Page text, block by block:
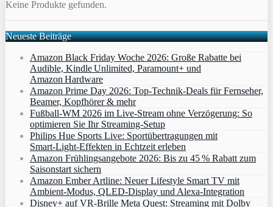
Keine Produkte gefunden.
Neueste Beiträge
Amazon Black Friday Woche 2026: Große Rabatte bei
Audible, Kindle Unlimited, Paramount+ und
Amazon Hardware
Amazon Prime Day 2026: Top-Technik-Deals für Fernseher,
Beamer, Kopfhörer & mehr
Fußball-WM 2026 im Live-Stream ohne Verzögerung: So
optimieren Sie Ihr Streaming-Setup
Philips Hue Sports Live: Sportübertragungen mit
Smart‑Light‑Effekten in Echtzeit erleben
Amazon Frühlingsangebote 2026: Bis zu 45 % Rabatt zum
Saisonstart sichern
Amazon Ember Artline: Neuer Lifestyle Smart TV mit
Ambient‑Modus, QLED‑Display und Alexa‑Integration
Disney+ auf VR-Brille Meta Quest: Streaming mit Dolby